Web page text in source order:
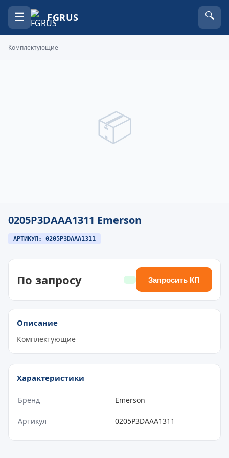
☰ FGRUS 🔍
Комплектующие
📦
0205P3DAAA1311 Emerson
АРТИКУЛ: 0205P3DAAA1311
По запросу Запросить КП
Описание
Комплектующие
Характеристики
Бренд Emerson
Артикул 0205P3DAAA1311